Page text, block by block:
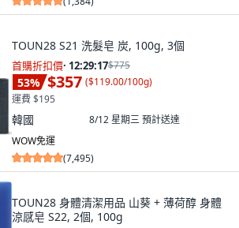
TOUN28 S21 洗髮皂 炭, 100g, 3個
首購折扣價· 12:29:15$775
53% $357 ($119.00/100g)
運費 $195
韓國 8/12 星期三預計送達
WOW免運
(7,495)
TOUN28 身體清潔用品 山葵 + 薄荷醇 身體
涼感皂 S22, 2個, 100g